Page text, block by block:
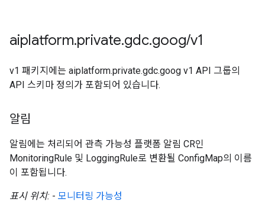
aiplatform.private.gdc.goog/v1
v1 패키지에는 aiplatform.private.gdc.goog v1 API 그룹의
API 스키마 정의가 포함되어 있습니다.
알림
알림에는 처리되어 관측 가능성 플랫폼 알림 CR인
MonitoringRule 및 LoggingRule로 변환될 ConfigMap의 이름
이 포함됩니다.
표시 위치: - 모니터링 가능성